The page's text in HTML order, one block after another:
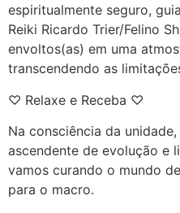
espiritualmente seguro,
Reiki Ricardo Trier/Felino
envoltos(as) em uma
transcendendo as
♡ Relaxe e Receba ♡
Na consciência da
ascendente de evolução e
vamos curando o mundo
para o macro.